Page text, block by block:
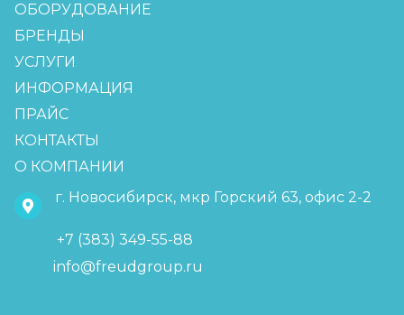
ОБОРУДОВАНИЕ
БРЕНДЫ
УСЛУГИ
ИНФОРМАЦИЯ
ПРАЙС
КОНТАКТЫ
О КОМПАНИИ
г. Новосибирск, мкр Горский 63, офис 2-2
+7 (383) 349-55-88
info@freudgroup.ru